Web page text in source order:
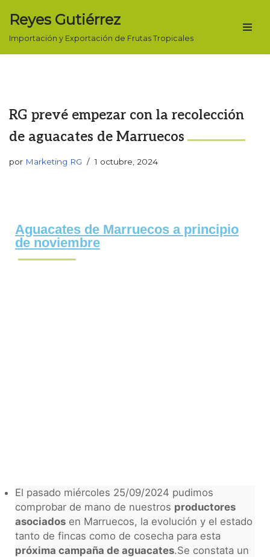
Reyes Gutiérrez
Importación y Exportación de Frutas Tropicales
RG prevé empezar con la recolección
de aguacates de Marruecos
por Marketing RG 1 octubre, 2024
Aguacates de Marruecos a principio
de noviembre
El pasado miércoles 25/09/2024 pudimos
comprobar de mano de nuestros productores
asociados en Marruecos, la evolución y el estado
tanto de fincas como de cosecha para esta
próxima campaña de aguacates.Se constata un